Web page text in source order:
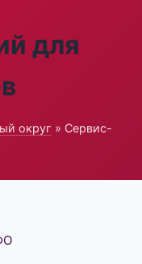
для
округ » Сервис-